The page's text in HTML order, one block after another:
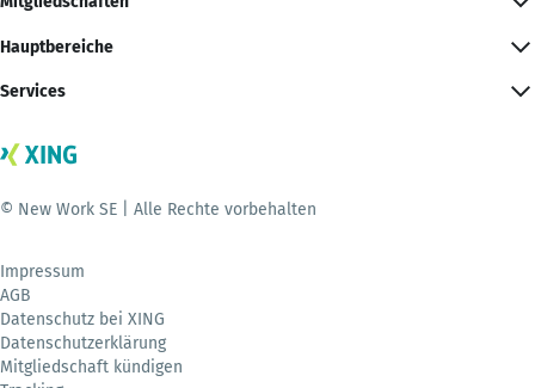
Hauptbereiche
Services
© New Work SE | Alle Rechte vorbehalten
Impressum
AGB
Datenschutz bei XING
Datenschutzerklärung
Mitgliedschaft kündigen